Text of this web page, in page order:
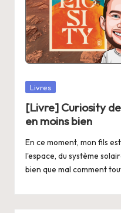
Posted
Livres
[Livre] Curiosity
en moins bien
En ce moment, mon fils
l'espace, du système
bien que mal comment